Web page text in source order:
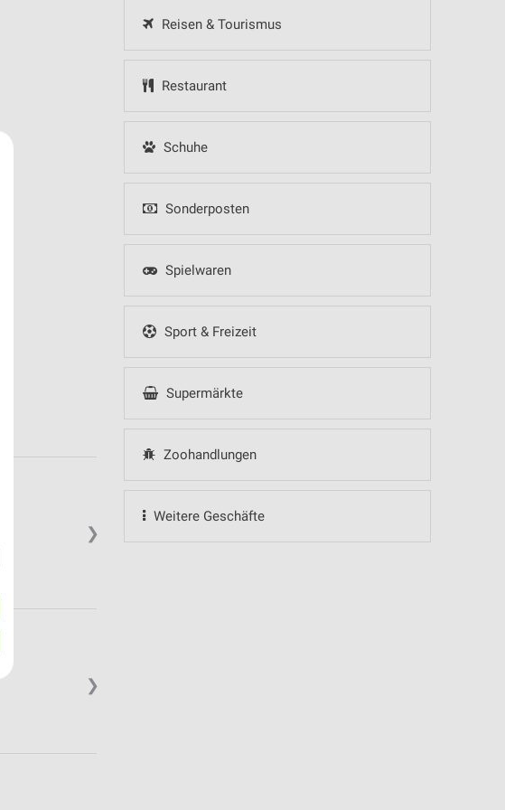
Reisen & Tourismus
Restaurant
Schuhe
Sonderposten
Spielwaren
Sport & Freizeit
Supermärkte
Zoohandlungen
Weitere Geschäfte
❯
❯